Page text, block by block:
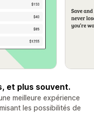
et plus souvent.
meilleure expérience
les possibilités de